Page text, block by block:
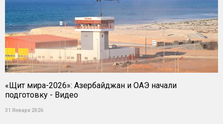
«Щит мира-2026»: Азербайджан и ОАЭ начали
подготовку - Видео
31 Января 2026